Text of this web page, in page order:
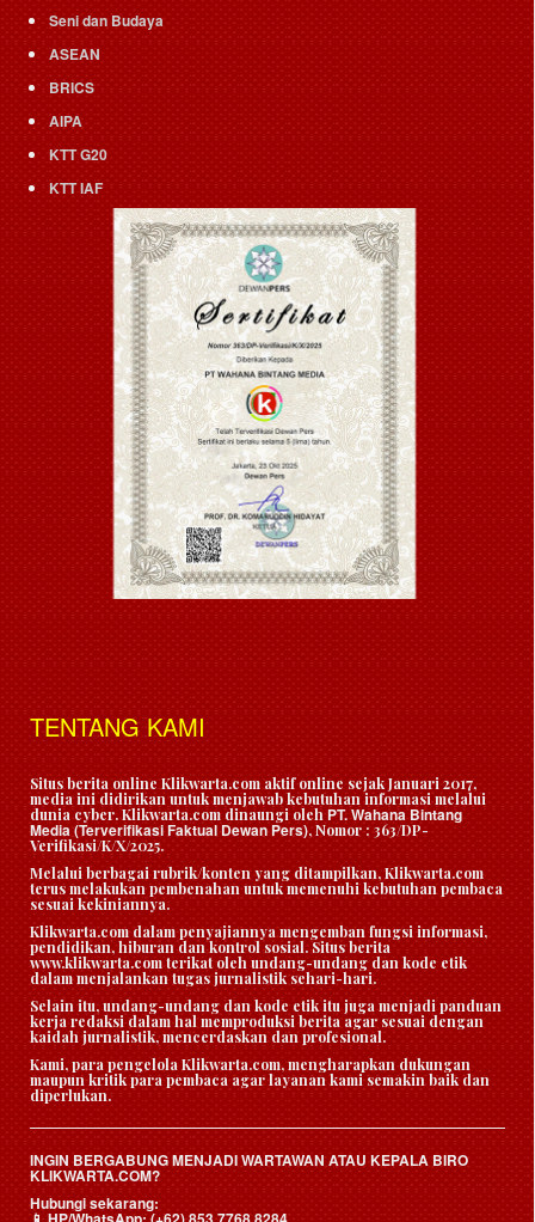
Seni dan Budaya
ASEAN
BRICS
AIPA
KTT G20
KTT IAF
TENTANG KAMI
Situs berita online Klikwarta.com aktif online sejak Januari 2017,
media ini didirikan untuk menjawab kebutuhan informasi melalui
dunia cyber. Klikwarta.com dinaungi oleh PT. Wahana Bintang
Media (Terverifikasi Faktual Dewan Pers), Nomor : 363/DP-
Verifikasi/K/X/2025.
Melalui berbagai rubrik/konten yang ditampilkan, Klikwarta.com
terus melakukan pembenahan untuk memenuhi kebutuhan pembaca
sesuai kekiniannya.
Klikwarta.com dalam penyajiannya mengemban fungsi informasi,
pendidikan, hiburan dan kontrol sosial. Situs berita
www.klikwarta.com terikat oleh undang-undang dan kode etik
dalam menjalankan tugas jurnalistik sehari-hari.
Selain itu, undang-undang dan kode etik itu juga menjadi panduan
kerja redaksi dalam hal memproduksi berita agar sesuai dengan
kaidah jurnalistik, mencerdaskan dan profesional.
Kami, para pengelola Klikwarta.com, mengharapkan dukungan
maupun kritik para pembaca agar layanan kami semakin baik dan
diperlukan.
INGIN BERGABUNG MENJADI WARTAWAN ATAU KEPALA BIRO
KLIKWARTA.COM?
Hubungi sekarang:
📱